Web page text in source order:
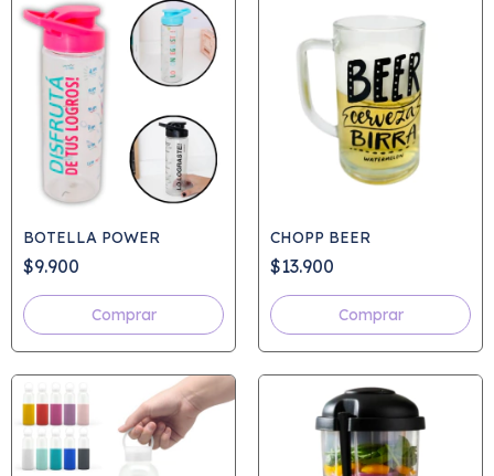
BOTELLA POWER
$9.900
Comprar
CHOPP BEER
$13.900
Comprar